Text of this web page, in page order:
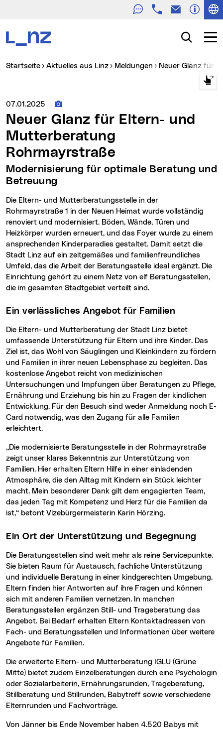
TelefonE-Mail
Suche
Sie sind hier:
Startseite Aktuelles aus Linz Meldungen Neuer Glanz für
Medienservice vom:
07.01.2025 Fotos zur Meldung
Neuer Glanz für Eltern- und
Mutterberatung
Rohrmayrstraße
Modernisierung für optimale Beratung und
Betreuung
Die Eltern- und Mutterberatungsstelle in der
Rohrmayrstraße 1 in der Neuen Heimat wurde vollständig
renoviert und modernisiert. Böden, Wände, Türen und
Heizkörper wurden erneuert, und das Foyer wurde zu einem
ansprechenden Kinderparadies gestaltet. Damit setzt die
Stadt Linz auf ein zeitgemäßes und familienfreundliches
Umfeld, das die Arbeit der Beratungsstelle ideal ergänzt. Die
Einrichtung gehört zu einem Netz von elf Beratungsstellen,
die im gesamten Stadtgebiet verteilt sind.
Ein verlässliches Angebot für Familien
Die Eltern- und Mutterberatung der Stadt Linz bietet
umfassende Unterstützung für Eltern und ihre Kinder. Das
Ziel ist, das Wohl von Säuglingen und Kleinkindern zu fördern
und Familien in ihrer neuen Lebensphase zu begleiten. Das
kostenlose Angebot reicht von medizinischen
Untersuchungen und Impfungen über Beratungen zu Pflege,
Ernährung und Erziehung bis hin zu Fragen der kindlichen
Entwicklung. Für den Besuch sind weder Anmeldung noch E-
Card notwendig, was den Zugang für alle Familien
erleichtert.
„Die modernisierte Beratungsstelle in der Rohrmayrstraße
zeigt unser klares Bekenntnis zur Unterstützung von
Familien. Hier erhalten Eltern Hilfe in einer einladenden
Atmosphäre, die den Alltag mit Kindern ein Stück leichter
macht. Mein besonderer Dank gilt dem engagierten Team,
das jeden Tag mit Kompetenz und Herz für die Familien da
ist,“ betont Vizebürgermeisterin Karin Hörzing.
Ein Ort der Unterstützung und Begegnung
Die Beratungsstellen sind weit mehr als reine Servicepunkte.
Sie bieten Raum für Austausch, fachliche Unterstützung
und individuelle Beratung in einer kindgerechten Umgebung.
Eltern finden hier Antworten auf ihre Fragen und können
sich mit anderen Familien vernetzen. In manchen
Beratungsstellen ergänzen Still- und Trageberatung das
Angebot. Bei Bedarf erhalten Eltern Kontaktadressen von
Fach- und Beratungsstellen und Informationen über weitere
Angebote für Familien.
Die erweiterte Eltern- und Mutterberatung IGLU (Grüne
Mitte) bietet zudem Einzelberatungen durch eine Psychologin
oder Sozialarbeiterin, Ernährungsrunden, Trageberatung,
Stillberatung und Stillrunden, Babytreff sowie verschiedene
Elternrunden und Fachvorträge.
Von Jänner bis Ende November haben 4.520 Babys mit